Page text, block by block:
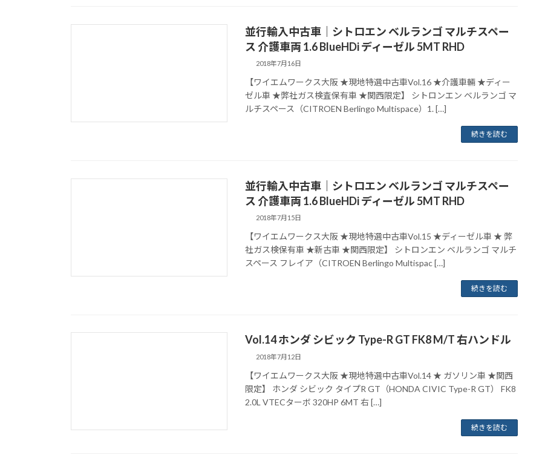
並行輸入中古車｜シトロエン ベルランゴ マルチスペー
ス 介護車両 1.6 BlueHDi ディーゼル 5MT RHD
2018年7月16日
【ワイエムワークス大阪 ★現地特選中古車Vol.16 ★介護車輛 ★ディー
ゼル車 ★弊社ガス検査保有車 ★関西限定】 シトロンエン ベルランゴ マ
ルチスペース（CITROEN Berlingo Multispace）1. […]
続きを読む
並行輸入中古車｜シトロエン ベルランゴ マルチスペー
ス 介護車両 1.6 BlueHDi ディーゼル 5MT RHD
2018年7月15日
【ワイエムワークス大阪 ★現地特選中古車Vol.15 ★ディーゼル車 ★ 弊
社ガス検保有車 ★新古車 ★関西限定】 シトロンエン ベルランゴ マルチ
スペース フレイア（CITROEN Berlingo Multispac […]
続きを読む
Vol.14 ホンダ シビック Type-R GT FK8 M/T 右ハンドル
2018年7月12日
【ワイエムワークス大阪 ★現地特選中古車Vol.14 ★ ガソリン車 ★関西
限定】 ホンダ シビック タイプR GT（HONDA CIVIC Type-R GT） FK8
2.0L VTECターボ 320HP 6MT 右 […]
続きを読む